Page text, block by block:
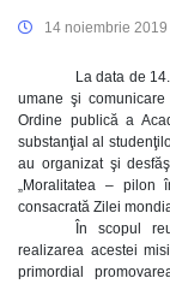
14 noiembrie 2019
La data de
umane şi
Ordine publică a
substanţial al
au organizat şi
„Moralitatea – pilon
consacrată Zilei
În scopul
realizarea acestei
primordial